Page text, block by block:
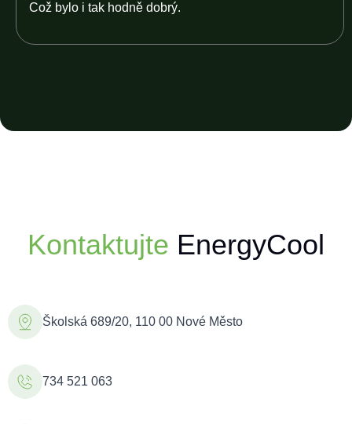
Což bylo i tak hodně dobrý.
Kontaktujte EnergyCool
Školská 689/20, 110 00 Nové Město
734 521 063